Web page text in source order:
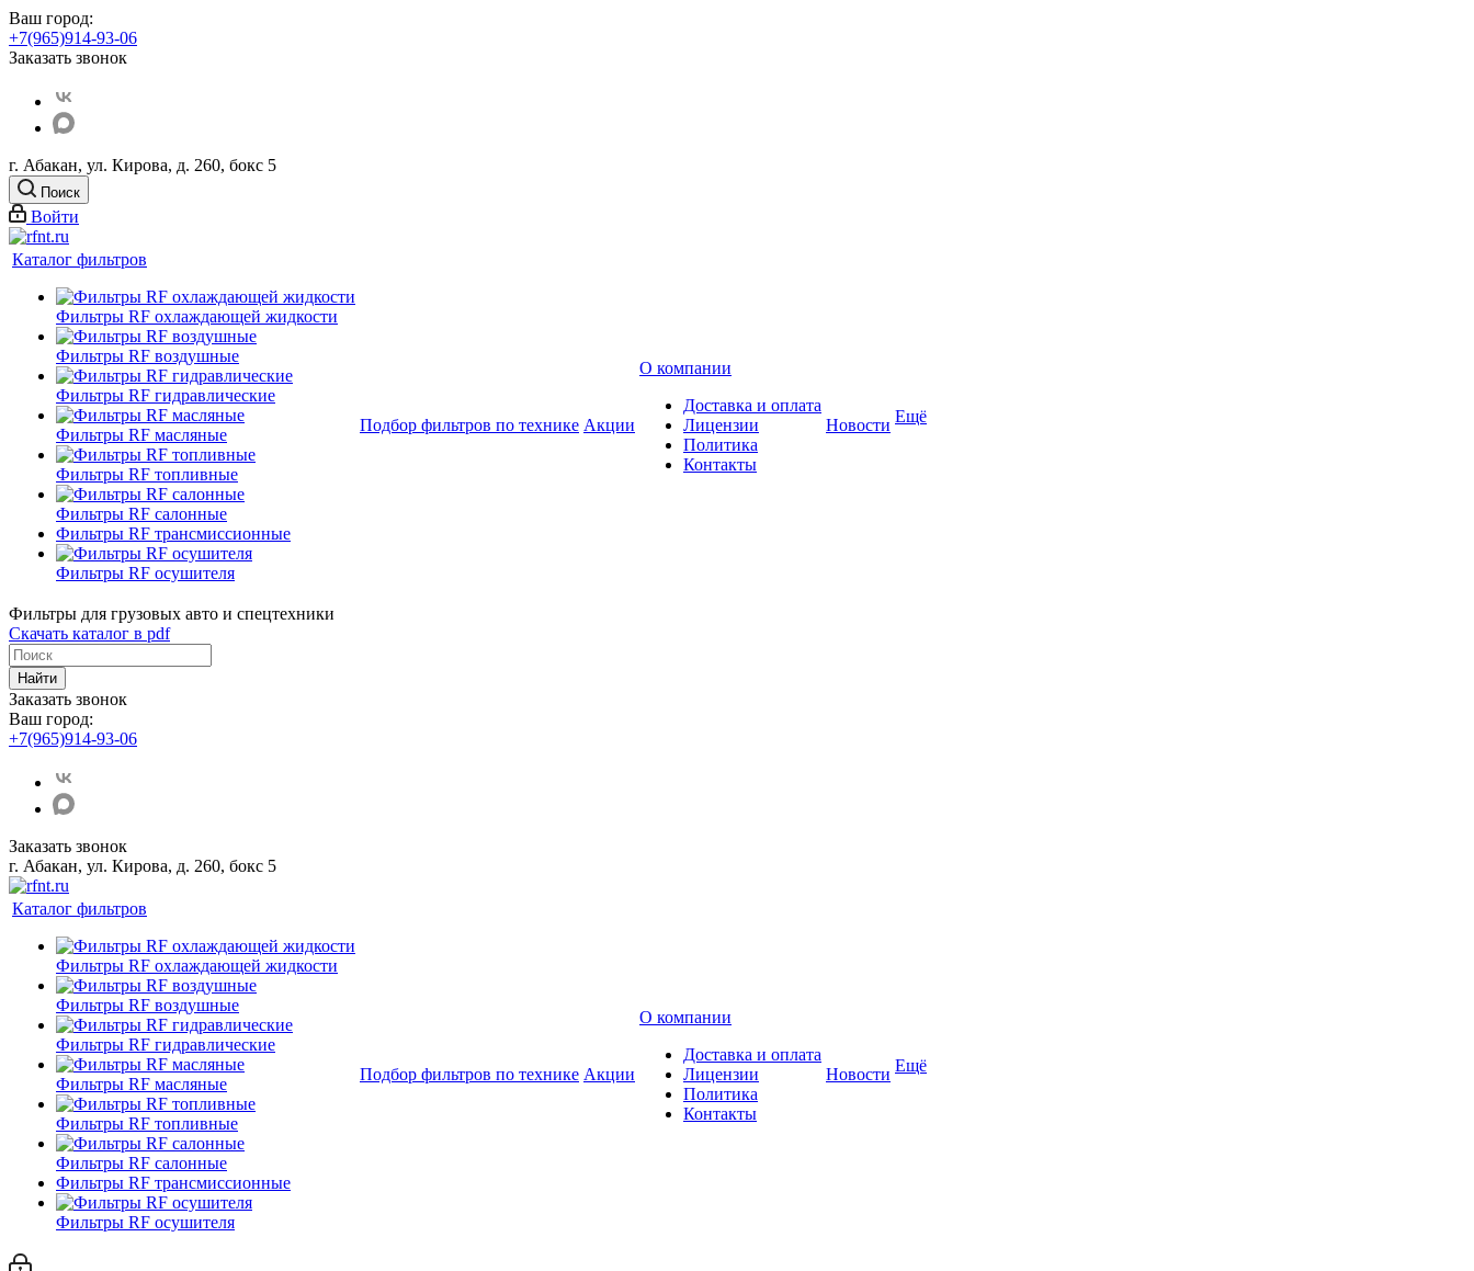
Ваш город:
+7(965)914-93-06
Заказать звонок
г. Абакан, ул. Кирова, д. 260, бокс 5
Поиск
Войти
Каталог фильтров
Фильтры RF охлаждающей жидкости
Фильтры RF воздушные
Фильтры RF гидравлические
Фильтры RF масляные
Фильтры RF топливные
Фильтры RF салонные
Фильтры RF трансмиссионные
Фильтры RF осушителя
Подбор фильтров по технике Акции
О компании
Доставка и оплата
Лицензии
Политика
Контакты
Новости Ещё
Фильтры для грузовых авто и спецтехники
Скачать каталог в pdf
Найти
Заказать звонок
Ваш город:
+7(965)914-93-06
Заказать звонок
г. Абакан, ул. Кирова, д. 260, бокс 5
Каталог фильтров
Фильтры RF охлаждающей жидкости
Фильтры RF воздушные
Фильтры RF гидравлические
Фильтры RF масляные
Фильтры RF топливные
Фильтры RF салонные
Фильтры RF трансмиссионные
Фильтры RF осушителя
Подбор фильтров по технике Акции
О компании
Доставка и оплата
Лицензии
Политика
Контакты
Новости Ещё